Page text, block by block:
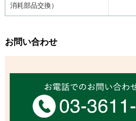
消耗部品交換）
お問い合わせ